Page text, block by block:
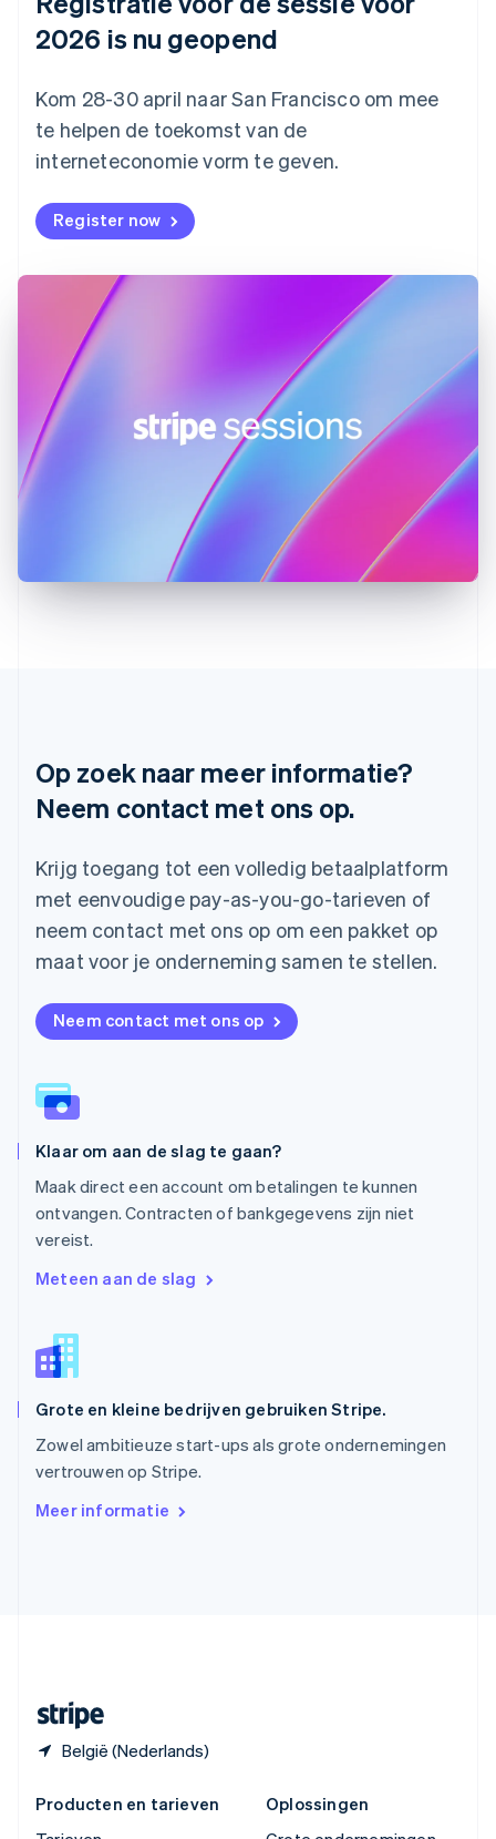
2026 is nu geopend
Kom 28-30 april naar San Francisco om mee
te helpen de toekomst van de
interneteconomie vorm te geven.
Register now
Op zoek naar meer informatie?
Neem contact met ons op.
Krijg toegang tot een volledig betaalplatform
met eenvoudige pay-as-you-go-tarieven of
neem contact met ons op om een pakket op
maat voor je onderneming samen te stellen.
Neem contact met ons op
Klaar om aan de slag te gaan?
Maak direct een account om betalingen te kunnen
ontvangen. Contracten of bankgegevens zijn niet
vereist.
Meteen aan de slag
Grote en kleine bedrijven gebruiken Stripe.
Zowel ambitieuze start-ups als grote ondernemingen
vertrouwen op Stripe.
Meer informatie
België (Nederlands)
Estland
English
Finland
Frankrijk
Gibraltar
English
English
Hongarije
Hongkong SAR, China
English简体中文
Ierland
English
India
English
English
Malta
English
Mexico
Nederland
Nederlands English
Nieuw-Zeeland
English
Noorwegen
Oostenrijk
DeutschEnglish
Polen
Portugal
Português
English
Singapore
Slovenië
English
Slowakije
Español
Thailand
Tsjechië
Vasteland van China
简体中文English
English
Producten en tarieven
Oplossingen